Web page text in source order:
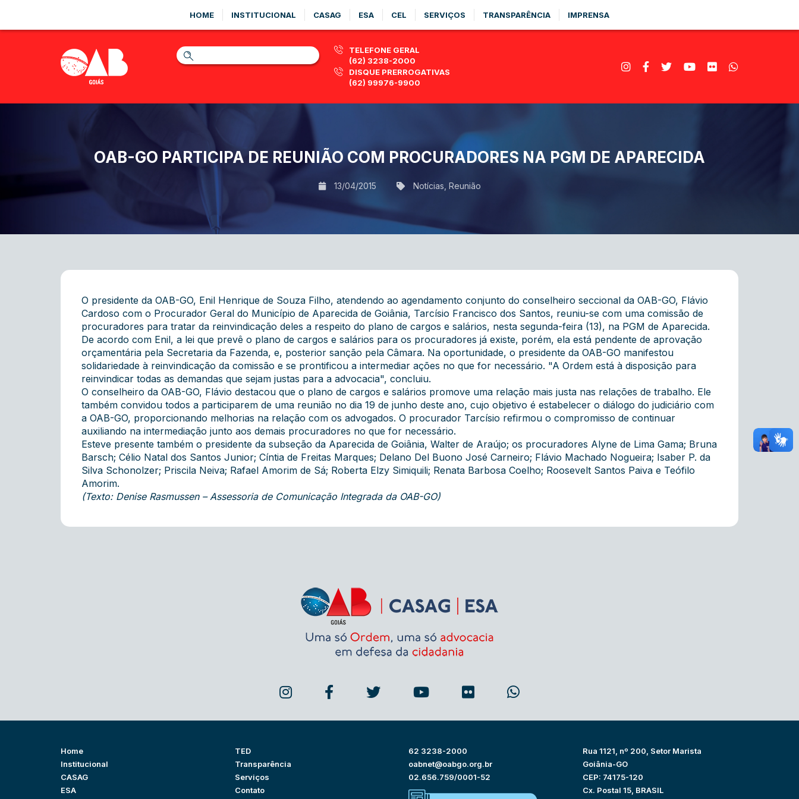
HOME INSTITUCIONAL CASAG ESA CEL SERVIÇOS TRANSPARÊNCIA IMPRENSA
TELEFONE GERAL
(62) 3238-2000
DISQUE PRERROGATIVAS
(62) 99976-9900
OAB-GO PARTICIPA DE REUNIÃO COM PROCURADORES NA PGM DE APARECIDA
13/04/2015 Notícias Reunião
O presidente da OAB-GO, Enil Henrique de Souza Filho, atendendo ao agendamento conjunto do conselheiro seccional da OAB-GO, Flávio
Cardoso com o Procurador Geral do Município de Aparecida de Goiânia, Tarcísio Francisco dos Santos, reuniu-se com uma comissão de
procuradores para tratar da reinvindicação deles a respeito do plano de cargos e salários, nesta segunda-feira (13), na PGM de Aparecida.
De acordo com Enil, a lei que prevê o plano de cargos e salários para os procuradores já existe, porém, ela está pendente de aprovação
orçamentária pela Secretaria da Fazenda, e, posterior sanção pela Câmara. Na oportunidade, o presidente da OAB-GO manifestou
solidariedade à reinvindicação da comissão e se prontificou a intermediar ações no que for necessário. "A Ordem está à disposição para
reinvindicar todas as demandas que sejam justas para a advocacia", concluiu.
O conselheiro da OAB-GO, Flávio destacou que o plano de cargos e salários promove uma relação mais justa nas relações de trabalho. Ele
também convidou todos a participarem de uma reunião no dia 19 de junho deste ano, cujo objetivo é estabelecer o diálogo do judiciário com
a OAB-GO, proporcionando melhorias na relação com os advogados. O procurador Tarcísio refirmou o compromisso de continuar
auxiliando na intermediação junto aos demais procuradores no que for necessário.
Esteve presente também o presidente da subseção da Aparecida de Goiânia, Walter de Araújo; os procuradores Alyne de Lima Gama; Bruna
Barsch; Célio Natal dos Santos Junior; Cíntia de Freitas Marques; Delano Del Buono José Carneiro; Flávio Machado Nogueira; Isaber P. da
Silva Schonolzer; Priscila Neiva; Rafael Amorim de Sá; Roberta Elzy Simiquili; Renata Barbosa Coelho; Roosevelt Santos Paiva e Teófilo
Amorim.
(Texto: Denise Rasmussen – Assessoria de Comunicação Integrada da OAB-GO)
Home
Institucional
CASAG
ESA
TED
Transparência
Serviços
Contato
62 3238-2000
oabnet@oabgo.org.br
02.656.759/0001-52
Rua 1121, nº 200, Setor Marista
Goiânia-GO
CEP: 74175-120
Cx. Postal 15, BRASIL